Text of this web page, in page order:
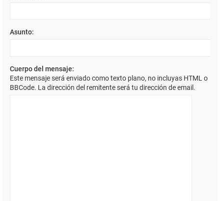
Asunto:
Cuerpo del mensaje:
Este mensaje será enviado como texto plano, no incluyas HTML o
BBCode. La dirección del remitente será tu dirección de email.